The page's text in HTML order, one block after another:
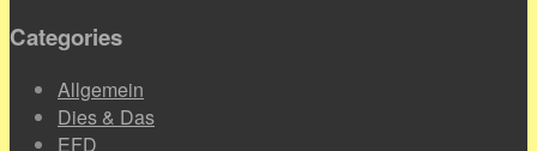
Categories
Allgemein
Dies & Das
EFD